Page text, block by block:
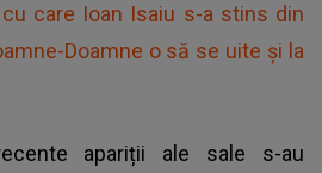
care Ioan Isaiu s-a stins din
Doamne o să se uite și la
apariții ale sale s-au